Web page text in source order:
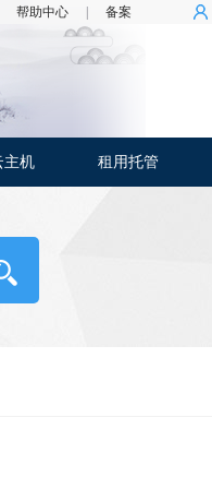
帮助中心 备案
主机 租用托管